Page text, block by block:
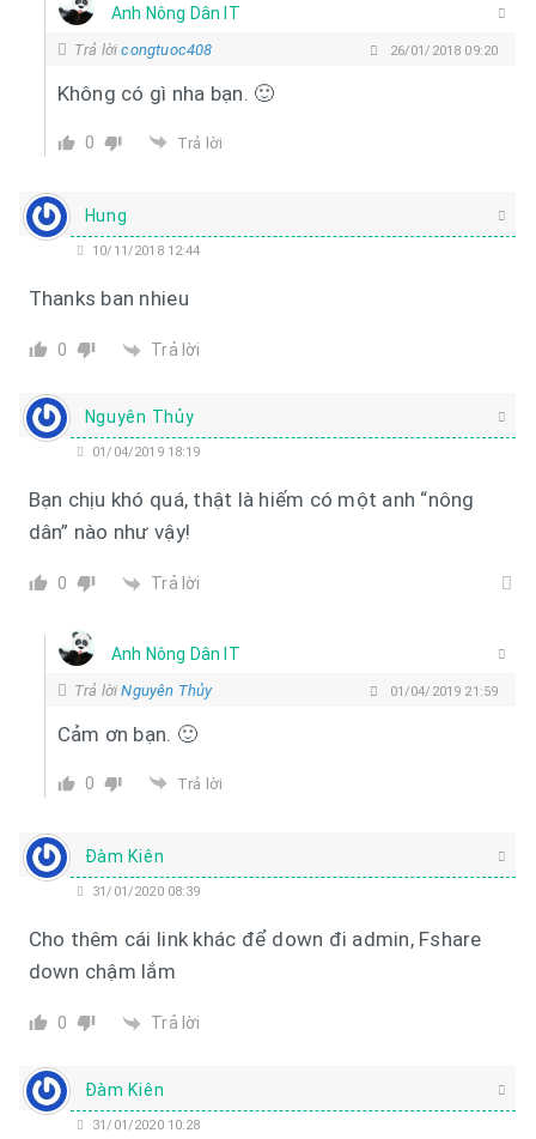
Anh Nông Dân IT
Trả lờicongtuoc408 26/01/2018 09:20
Không có gì nha bạn. 🙂
0 Trả lời
Hung
10/11/2018 12:44
Thanks ban nhieu
0 Trả lời
Nguyên Thủy
01/04/2019 18:19
Bạn chịu khó quá, thật là hiếm có một anh “nông
dân” nào như vậy!
0 Trả lời
Anh Nông Dân IT
Trả lờiNguyên Thủy 01/04/2019 21:59
Cảm ơn bạn. 🙂
0 Trả lời
Đàm Kiên
31/01/2020 08:39
Cho thêm cái link khác để down đi admin, Fshare
down chậm lắm
0 Trả lời
Đàm Kiên
31/01/2020 10:28